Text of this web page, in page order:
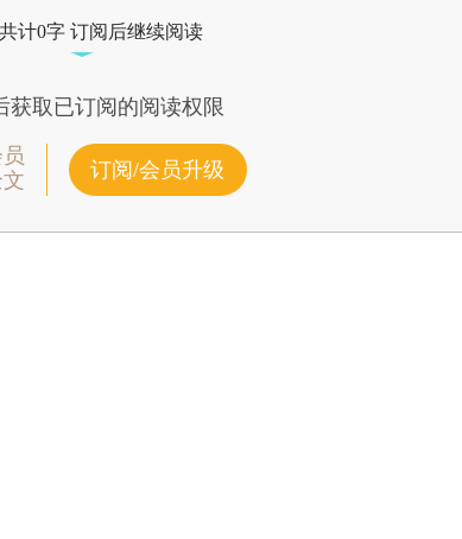
计0字 订阅后继续阅读
获取已订阅的阅读权限
订阅/会员升级